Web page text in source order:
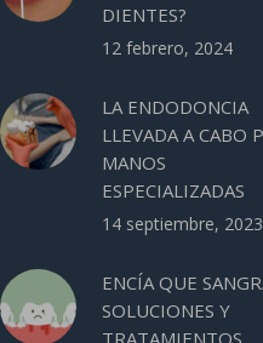
DIENTES?
12 febrero, 2024
LA ENDODONCIA
LLEVADA A CABO
MANOS
ESPECIALIZADAS
14 septiembre, 2023
ENCÍA QUE
SOLUCIONES Y
TRATAMIENTOS